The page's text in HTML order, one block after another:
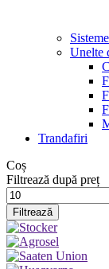
Unelte
Trandafiri
Coș
Filtrează după preț
Preț
minim
Filtrează